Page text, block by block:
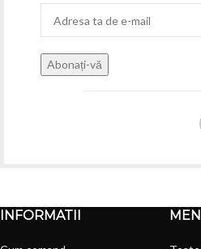
INFORMATII